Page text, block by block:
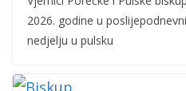
2026. godine u
nedjelju u pulsku